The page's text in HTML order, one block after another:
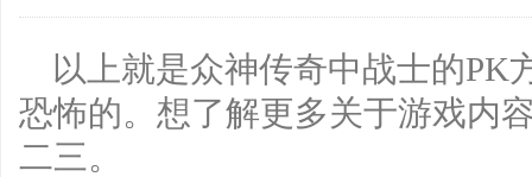
以上就是众神传奇中战士的PK
恐怖的。想了解更多关于游戏内
二三。